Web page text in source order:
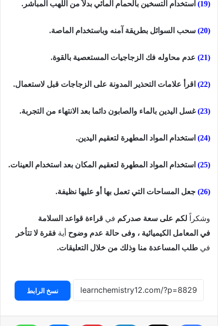
(19) استخدام التسخين بالحمام المائي بدلاً من اللهب المباشر.
(20) سحب السوائل بطريقة آمنه وباستخدام الماصة.
(21) عدم محاوله فك الزجاجيات المستعصية بالقوة.
(22) اقرأ علامات التحذير المدونة على الزجاجات قبل لاستعمال.
(23) غسل اليدين بالماء والصابون دائما بعد الانتهاء من التجربة.
(24) استخدام المواد المطهرة لتعقيم اليدين.
(25) استخدام المواد المطهرة لتعقيم المكان بعد استخدام العينات.
(26) جعل المساحات التي تعمل بها أو عليها نظيفة.
وشكراً لكم على سعة صدركم في قراءة قواعد السلامة
في المعامل الكيميائية ، وفى حالة عدم وضوح أية فقرة لا تتأخر
في طلب المساعدة منا وذلك من خلال التعليقات.
نسخ الرابط